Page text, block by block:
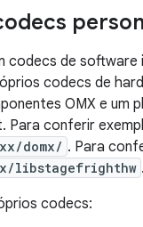
codecs de
codecs de
OMX e um
Para conferir
domx/ . Para
libstagefrighthw .
codecs: